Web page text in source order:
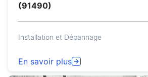
(91490)
Installation et Dépannage
En savoir plus